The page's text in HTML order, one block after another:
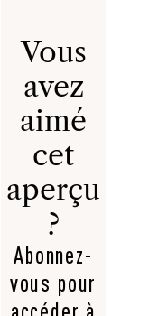
Vous
avez
aimé
cet
aperçu
?
Abonnez-
vous pour
accéder à